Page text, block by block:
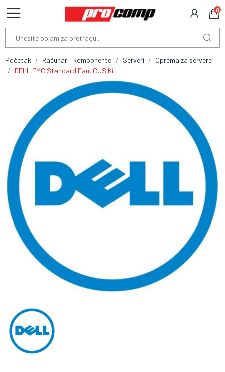
0
Početak Računari i komponente Serveri
Oprema za servere
DELL EMC Standard Fan, CUS Kit